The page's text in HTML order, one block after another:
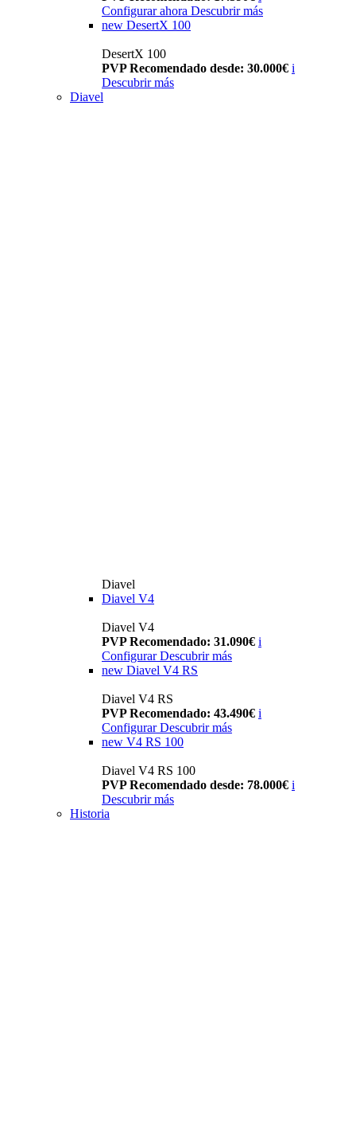
Configurar ahora Descubrir más
new DesertX 100
DesertX 100
PVP Recomendado desde: 30.000€ i
Descubrir más
Diavel
Diavel
Diavel V4
Diavel V4
PVP Recomendado: 31.090€ i
Configurar Descubrir más
new Diavel V4 RS
Diavel V4 RS
PVP Recomendado: 43.490€ i
Configurar Descubrir más
new V4 RS 100
Diavel V4 RS 100
PVP Recomendado desde: 78.000€ i
Descubrir más
Historia